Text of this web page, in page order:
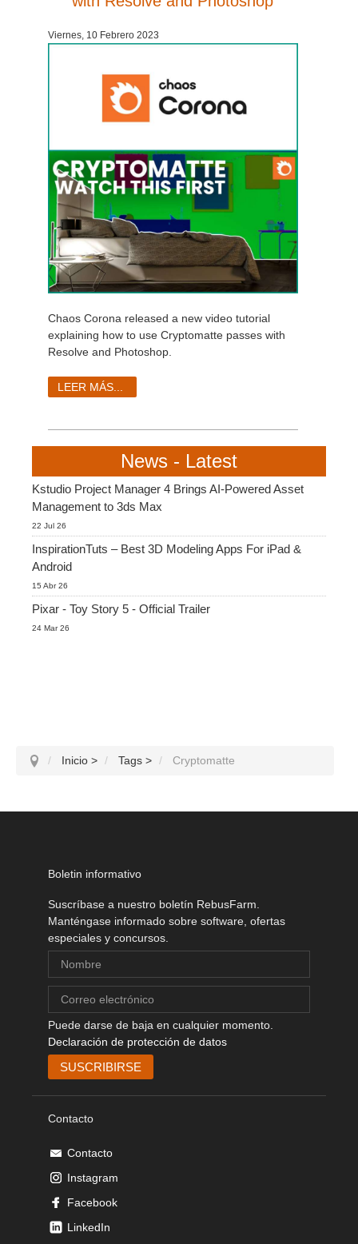
Historial de pagos
Envío de trabajo de SketchUp
Envío de trabajo de Rhino
Redshift
Mental Ray
Softimage
LightWave
Viernes, 10 Febrero 2023
Chaos Corona released a new video tutorial
explaining how to use Cryptomatte passes with
Resolve and Photoshop.
LEER MÁS...
News - Latest
Kstudio Project Manager 4 Brings AI-Powered Asset
Management to 3ds Max
22 Jul 26
InspirationTuts – Best 3D Modeling Apps For iPad &
Android
15 Abr 26
Pixar - Toy Story 5 - Official Trailer
24 Mar 26
Inicio > Tags > Cryptomatte
Boletin informativo
Suscríbase a nuestro boletín RebusFarm.
Manténgase informado sobre software, ofertas
especiales y concursos.
Puede darse de baja en cualquier momento.
Declaración de protección de datos
Contacto
Contacto
Instagram
Facebook
LinkedIn